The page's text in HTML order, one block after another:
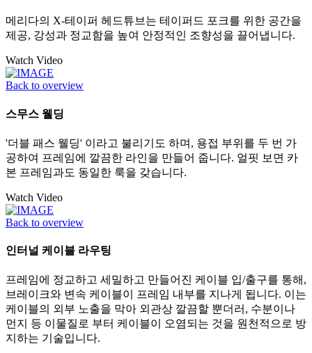
메리다의 X-테이퍼 헤드튜브는 테이퍼드 포크를 위한 공간을
제공, 강성과 정교함을 높여 안정적인 조향성을 끌어냅니다.
Watch Video
Back to overview
스무스 웰딩
'더블 패스 웰딩' 이라고 불리기도 하며, 용접 부위를 두 번 가
공하여 프레임에 깔끔한 라인을 만들어 줍니다. 얼핏 보면 카
본 프레임과도 동일한 룩을 갖습니다.
Watch Video
Back to overview
인터널 케이블 라우팅
프레임에 정교하고 세밀하고 만들어진 케이블 입/출구를 통해,
브레이크와 변속 케이블이 프레임 내부를 지나게 됩니다. 이는
케이블의 외부 노출을 막아 외관상 깔끔할 뿐더러, 수분이나
먼지 등 이물질로 부터 케이블이 오염되는 것을 원천적으로 방
지하는 기술입니다.